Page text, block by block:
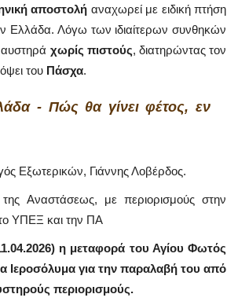
αποστολή αναχωρεί με ειδική πτήση
Ελλάδα. Λόγω των ιδιαίτερων συνθηκών
αυστηρά χωρίς πιστούς, διατηρώντας τον
του Πάσχα.
- Πώς θα γίνει φέτος, εν
Εξωτερικών, Γιάννης Λοβέρδος.
Αναστάσεως, με περιορισμούς στην
ΥΠΕΞ και την ΠΑ
η μεταφορά του Αγίου Φωτός
Ιεροσόλυμα για την παραλαβή του από
περιορισμούς.